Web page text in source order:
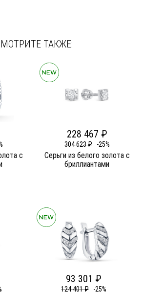
ТАКЖЕ:
c
228 467 ₽
304 623 ₽ -25%
Серьги из белого золота c
бриллиантами
93 301 ₽
124 401 ₽ -25%